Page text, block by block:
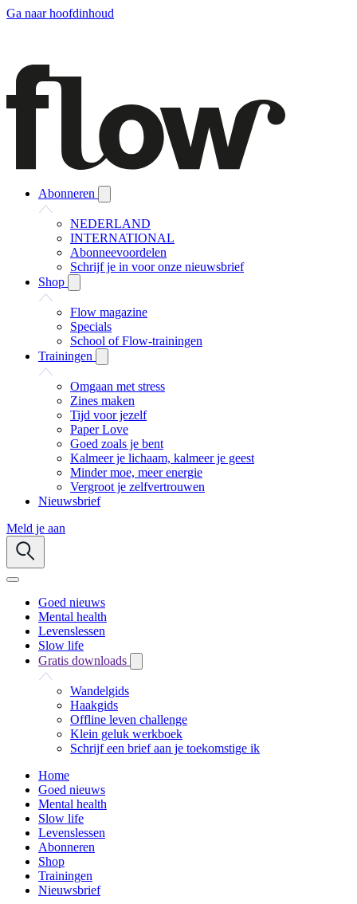
Ga naar hoofdinhoud
Abonneren
NEDERLAND
INTERNATIONAL
Abonneevoordelen
Schrijf je in voor onze nieuwsbrief
Shop
Flow magazine
Specials
School of Flow-trainingen
Trainingen
Omgaan met stress
Zines maken
Tijd voor jezelf
Paper Love
Goed zoals je bent
Kalmeer je lichaam, kalmeer je geest
Minder moe, meer energie
Vergroot je zelfvertrouwen
Nieuwsbrief
Meld je aan
Goed nieuws
Mental health
Levenslessen
Slow life
Gratis downloads
Wandelgids
Haakgids
Offline leven challenge
Klein geluk werkboek
Schrijf een brief aan je toekomstige ik
Home
Goed nieuws
Mental health
Slow life
Levenslessen
Abonneren
Shop
Trainingen
Nieuwsbrief